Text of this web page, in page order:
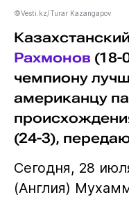
©Vesti.kz/Turar Kazangapov
Рахмонов (18-
чемпиону
американцу
(24-3),
Сегодня, 28
(Англия)